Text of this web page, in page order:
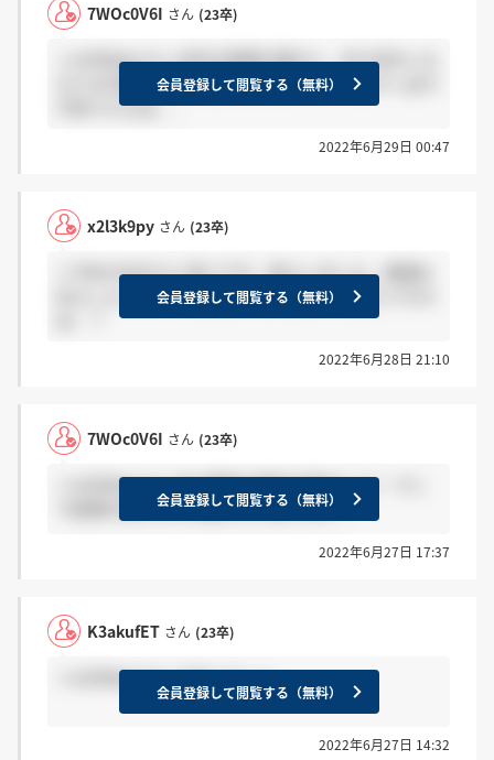
7WOc0V6I さん (23卒)
＞x2l3k9pyさん 去年の投稿を遡ると、内々定をいた
だける可能性が高い気がします。 それでもやっぱり
不安ですよね、、
会員登録して閲覧する（無料）
2022年6月29日 00:47
x2l3k9py さん (23卒)
＞7WOc0V6Iさん 同じです、安心しました。直接お
伝えしたいということは、内々定という感じですか
会員登録して閲覧する（無料）
2022年6月28日 21:10
7WOc0V6I さん (23卒)
＞x2l3k9pyさん 私は面談の案内が来ました！ そこ
で結果を伝えられる感じだと思います！
会員登録して閲覧する（無料）
2022年6月27日 17:37
K3akufET さん (23卒)
＞x2l3k9pyさん きましたー！
会員登録して閲覧する（無料）
2022年6月27日 14:32